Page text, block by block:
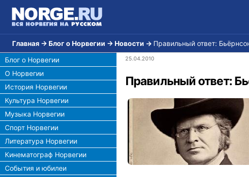
Главная → Блог о Норвегии → Новости → Правильный ответ:
Блог о Норвегии
О Норвегии
История Норвегии
Культура Норвегии
Музыка Норвегии
Спорт Норвегии
Литература Норвегии
Кинематограф Норвегии
События и юбилеи
25.04.2010
Правильный ответ: